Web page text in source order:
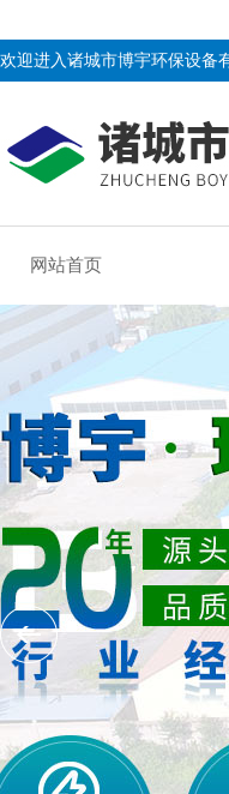
欢迎进入诸城市博宇环保设备
网站首页